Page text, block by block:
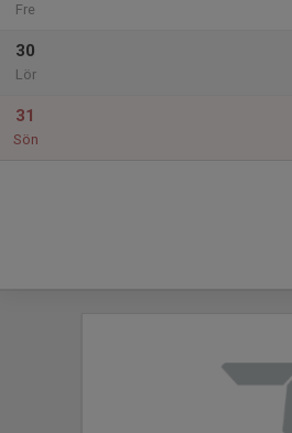
Fre
30
Lör
31
Sön